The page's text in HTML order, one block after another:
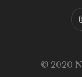
© 2020